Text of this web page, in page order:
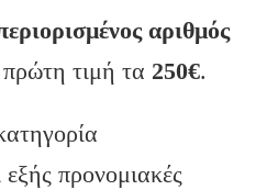
αριθμός
πρώτη τιμή τα 250€.
προνομιακές